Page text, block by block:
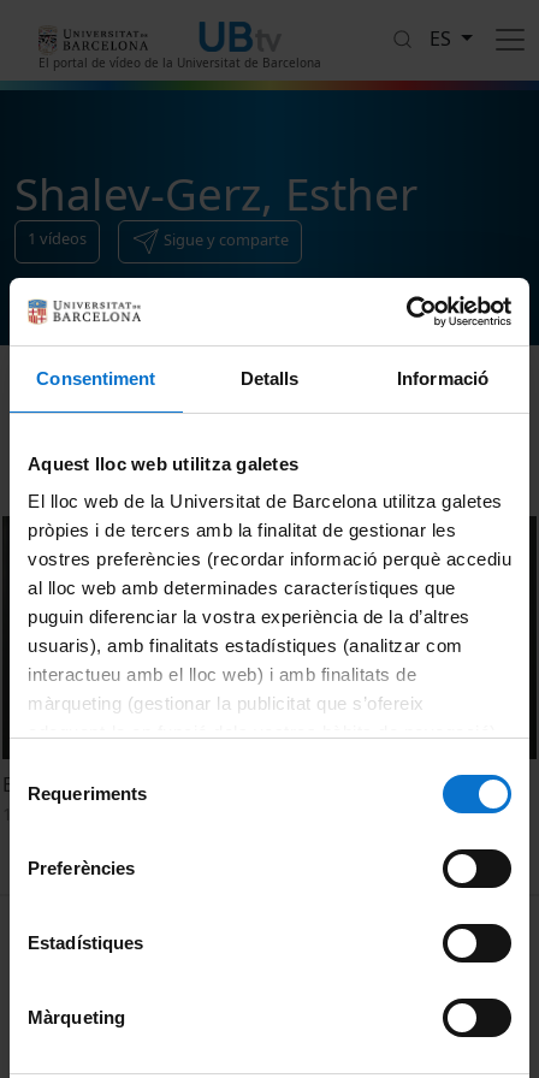
Consentiment Detalls Informació
Aquest lloc web utilitza galetes
El lloc web de la Universitat de Barcelona utilitza galetes
pròpies i de tercers amb la finalitat de gestionar les
vostres preferències (recordar informació perquè accediu
al lloc web amb determinades característiques que
puguin diferenciar la vostra experiència de la d’altres
usuaris), amb finalitats estadístiques (analitzar com
interactueu amb el lloc web) i amb finalitats de
màrqueting (gestionar la publicitat que s’ofereix
consultar laPolítica de galetes del lloc web de la
de Requeriments
Preferències
Estadístiques
Màrqueting
El portal de vídeo de la Universitat de Barcelona
ES
Shalev-Gerz, Esther
1 vídeos Sigue y comparte
Ordenar
En conversa. Esther Shalev-Gerz i Emmanuel Alloa
MENÚ PEU 1
Política de Cookies
Privacidad y términos